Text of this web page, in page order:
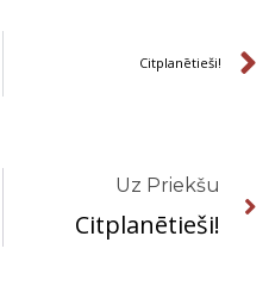
Citplanētieši!
Uz Priekšu
Citplanētieši!